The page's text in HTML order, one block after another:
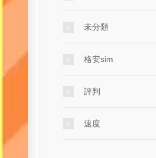
未分類
格安sim
評判
速度